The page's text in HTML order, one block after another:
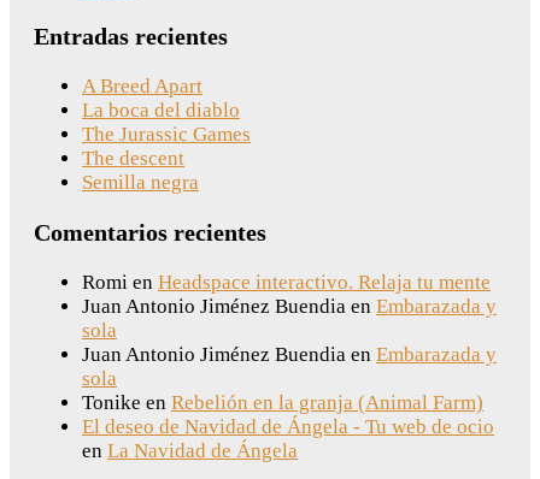
Entradas recientes
A Breed Apart
La boca del diablo
The Jurassic Games
The descent
Semilla negra
Comentarios recientes
Romi en Headspace interactivo. Relaja tu mente
Juan Antonio Jiménez Buendia en Embarazada y
sola
Juan Antonio Jiménez Buendia en Embarazada y
sola
Tonike en Rebelión en la granja (Animal Farm)
El deseo de Navidad de Ángela - Tu web de ocio
en La Navidad de Ángela